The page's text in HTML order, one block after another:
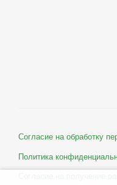
Согласие на обработку
Политика